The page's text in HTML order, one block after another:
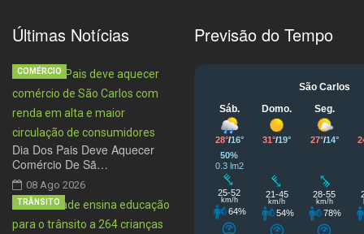
Últimas Notícias
Dia Dos Pais Deve Aquecer
Comércio De Sã…
08 Ago 2026
COMÉRCIO
TRÂNSITO
Previsão do Tempo